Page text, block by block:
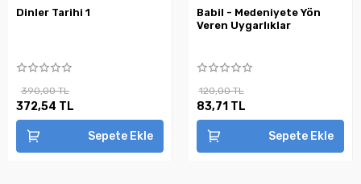
Dinler Tarihi 1
390,00 TL
372,54 TL
Sepete Ekle
Babil - Medeniyete Yön
Veren Uygarlıklar
120,00 TL
83,71 TL
Sepete Ekle